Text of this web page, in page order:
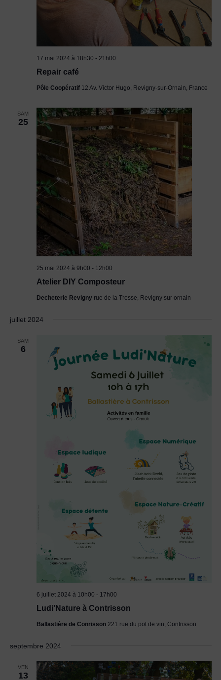
Repair café
17 mai 2024 à 18h30 - 21h00
Pôle Coopératif 12 Av. Victor Hugo, Revigny-sur-Ornain, France
SAM
25
Atelier DIY Composteur
25 mai 2024 à 9h00 - 12h00
Decheterie Revigny rue de la Tresse, Revigny sur ornain
juillet 2024
SAM
6
Ludi’Nature à Contrisson
6 juillet 2024 à 10h00 - 17h00
Ballastière de Conrisson 221 rue du pot de vin, Contrisson
septembre 2024
VEN
13